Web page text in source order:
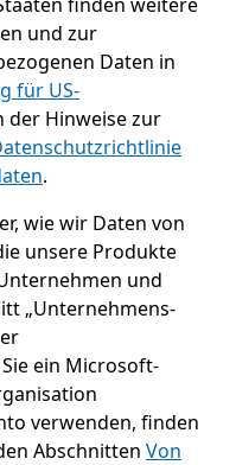
und zur
Daten in
für US-
der Hinweise zur
.
wie wir Daten von
unsere Produkte
und
„Unternehmens-
ein Microsoft-
verwenden, finden
Abschnitten Von